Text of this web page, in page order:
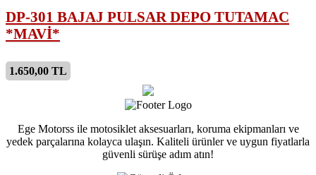
DP-301 BAJAJ PULSAR DEPO TUTAMAC
*MAVİ*
1.650,00 TL
Ege Motorss ile motosiklet aksesuarları, koruma ekipmanları ve
yedek parçalarına kolayca ulaşın. Kaliteli ürünler ve uygun fiyatlarla
güvenli sürüşe adım atın!